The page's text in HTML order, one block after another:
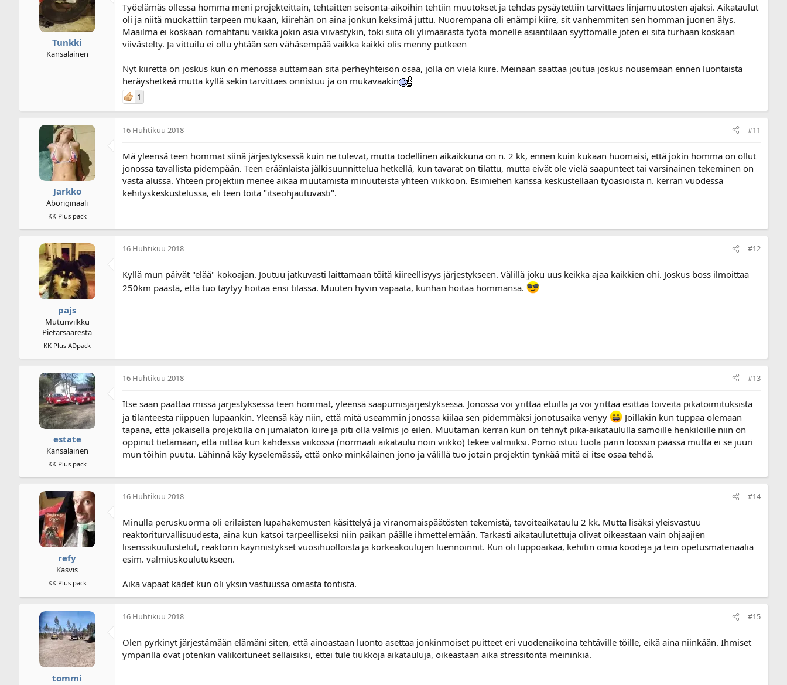
Tunkki
Kansalainen
Työelämäs ollessa homma meni projekteittain, tehtaitten seisonta-aikoihin tehtiin muutokset ja tehdas pysäytettiin tarvittaes linjamuutosten ajaksi. Aikataulut
oli ja niitä muokattiin tarpeen mukaan, kiirehän on aina jonkun keksimä juttu. Nuorempana oli enämpi kiire, sit vanhemmiten sen homman juonen älys.
Maailma ei koskaan romahtanu vaikka jokin asia viivästykin, toki siitä oli ylimäärästä työtä monelle asiantilaan syyttömälle joten ei sitä turhaan koskaan
viivästelty. Ja vittuilu ei ollu yhtään sen vähäsempää vaikka kaikki olis menny putkeen
Nyt kiirettä on joskus kun on menossa auttamaan sitä perheyhteisön osaa, jolla on vielä kiire. Meinaan saattaa joutua joskus nousemaan ennen luontaista
heräyshetkeä mutta kyllä sekin tarvittaes onnistuu ja on mukavaakin
1
Jarkko
Aboriginaali
KK Plus pack
16 Huhtikuu 2018 #11
Mä yleensä teen hommat siinä järjestyksessä kuin ne tulevat, mutta todellinen aikaikkuna on n. 2 kk, ennen kuin kukaan huomaisi, että jokin homma on ollut
jonossa tavallista pidempään. Teen eräänlaista jälkisuunnittelua hetkellä, kun tavarat on tilattu, mutta eivät ole vielä saapunteet tai varsinainen tekeminen on
vasta alussa. Yhteen projektiin menee aikaa muutamista minuuteista yhteen viikkoon. Esimiehen kanssa keskustellaan työasioista n. kerran vuodessa
kehityskeskustelussa, eli teen töitä "itseohjautuvasti".
pajs
Mutunvilkku
Pietarsaaresta
KK Plus ADpack
16 Huhtikuu 2018 #12
Kyllä mun päivät "elää" kokoajan. Joutuu jatkuvasti laittamaan töitä kiireellisyys järjestykseen. Välillä joku uus keikka ajaa kaikkien ohi. Joskus boss ilmoittaa
250km päästä, että tuo täytyy hoitaa ensi tilassa. Muuten hyvin vapaata, kunhan hoitaa hommansa.
estate
Kansalainen
KK Plus pack
16 Huhtikuu 2018 #13
Itse saan päättää missä järjestyksessä teen hommat, yleensä saapumisjärjestyksessä. Jonossa voi yrittää etuilla ja voi yrittää esittää toiveita pikatoimituksista
ja tilanteesta riippuen lupaankin. Yleensä käy niin, että mitä useammin jonossa kiilaa sen pidemmäksi jonotusaika venyy
Joillakin kun tuppaa olemaan
tapana, että jokaisella projektilla on jumalaton kiire ja piti olla valmis jo eilen. Muutaman kerran kun on tehnyt pika-aikataululla samoille henkilöille niin on
oppinut tietämään, että riittää kun kahdessa viikossa (normaali aikataulu noin viikko) tekee valmiiksi. Pomo istuu tuola parin loossin päässä mutta ei se juuri
mun töihin puutu. Lähinnä käy kyselemässä, että onko minkälainen jono ja välillä tuo jotain projektin tynkää mitä ei itse osaa tehdä.
refy
Kasvis
KK Plus pack
16 Huhtikuu 2018 #14
Minulla peruskuorma oli erilaisten lupahakemusten käsittelyä ja viranomaispäätösten tekemistä, tavoiteaikataulu 2 kk. Mutta lisäksi yleisvastuu
reaktoriturvallisuudesta, aina kun katsoi tarpeelliseksi niin paikan päälle ihmettelemään. Tarkasti aikataulutettuja olivat oikeastaan vain ohjaajien
lisenssikuulustelut, reaktorin käynnistykset vuosihuolloista ja korkeakoulujen luennoinnit. Kun oli luppoaikaa, kehitin omia koodeja ja tein opetusmateriaalia
esim. valmiuskoulutukseen.
Aika vapaat kädet kun oli yksin vastuussa omasta tontista.
tommi
16 Huhtikuu 2018 #15
Olen pyrkinyt järjestämään elämäni siten, että ainoastaan luonto asettaa jonkinmoiset puitteet eri vuodenaikoina tehtäville töille, eikä aina niinkään. Ihmiset
ympärillä ovat jotenkin valikoituneet sellaisiksi, ettei tule tiukkoja aikatauluja, oikeastaan aika stressitöntä meininkiä.